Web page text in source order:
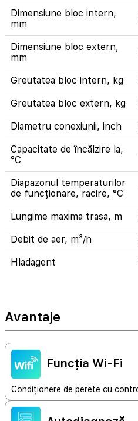
Dimensiune bloc intern,
mm
Dimensiune bloc extern,
mm
Greutatea bloc intern, kg
Greutatea bloc extern, kg
Diametru conexiunii, inch
Capacitate de încălzire la,
°C
Diapazonul temperaturilor
de funcționare, racire, °C
Lungime maxima trasa, m
Debit de aer, m³/h
Hladagent
Avantaje
Funcția Wi-Fi
Condiționere de perete cu